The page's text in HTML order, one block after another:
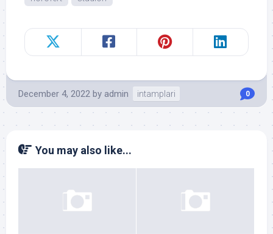
December 4, 2022 by admin intamplari 0
You may also like...